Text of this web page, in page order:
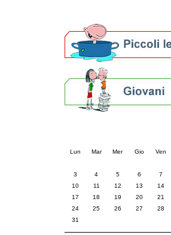
Lun Mar Mer Gio Ven
3
4 5 6 7
10
11 12 13 14
17
18 19 20 21
24
25 26 27 28
31